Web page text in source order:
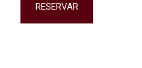
RESERVAR